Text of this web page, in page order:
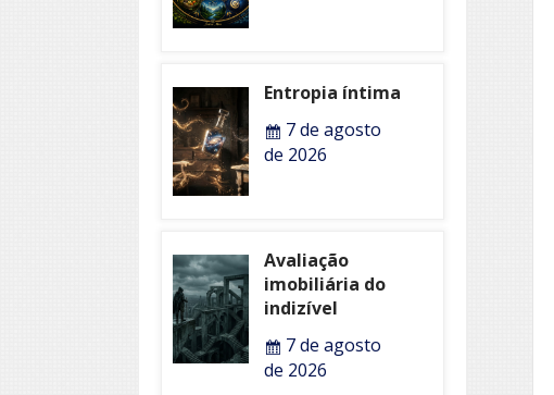
Entropia íntima
7 de agosto
de 2026
Avaliação
imobiliária do
indizível
7 de agosto
de 2026